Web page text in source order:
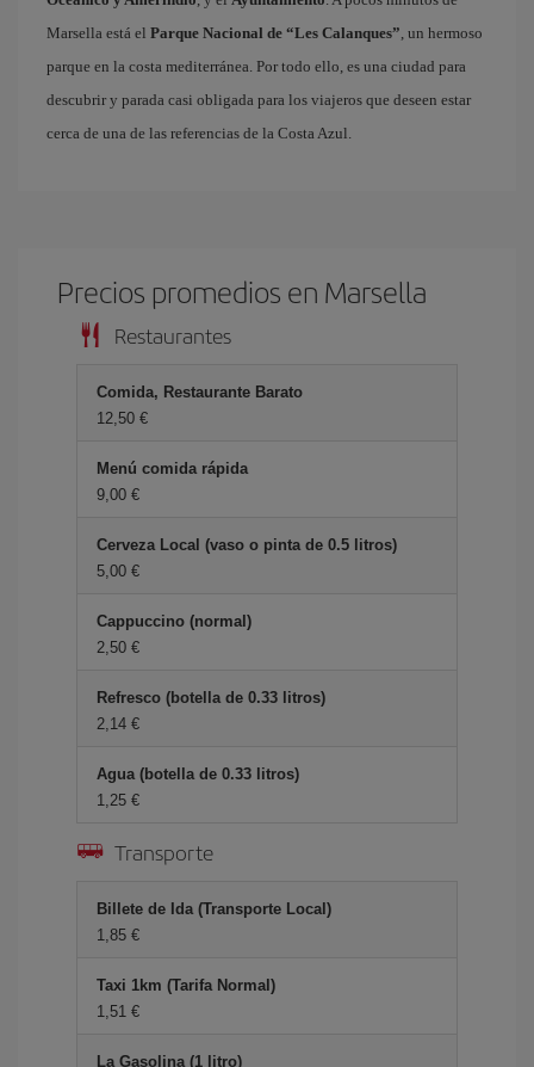
Marsella está el Parque Nacional de “Les Calanques”, un hermoso
parque en la costa mediterránea. Por todo ello, es una ciudad para
descubrir y parada casi obligada para los viajeros que deseen estar
cerca de una de las referencias de la Costa Azul.
Precios promedios en Marsella
Restaurantes
Comida, Restaurante Barato
12,50 €
Menú comida rápida
9,00 €
Cerveza Local (vaso o pinta de 0.5 litros)
5,00 €
Cappuccino (normal)
2,50 €
Refresco (botella de 0.33 litros)
2,14 €
Agua (botella de 0.33 litros)
1,25 €
Transporte
Billete de Ida (Transporte Local)
1,85 €
Taxi 1km (Tarifa Normal)
1,51 €
La Gasolina (1 litro)